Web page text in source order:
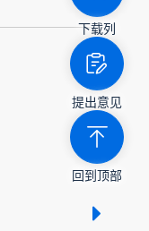
下载列
提出意见
回到顶部